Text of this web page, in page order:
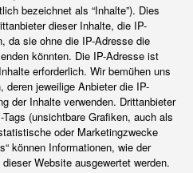
bezeichnet als “Inhalte”). Dies
dieser Inhalte, die IP-
da sie ohne die IP-Adresse die
könnten. Die IP-Adresse ist
erforderlich. Wir bemühen uns
deren jeweilige Anbieter die IP-
der Inhalte verwenden. Drittanbieter
(unsichtbare Grafiken, auch als
oder Marketingzwecke
können Informationen, wie der
Website ausgewertet werden.